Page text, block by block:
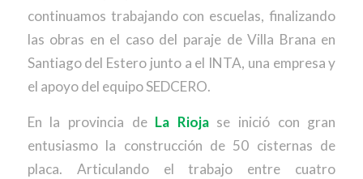
continuamos trabajando con escuelas, finalizando
las obras en el caso del paraje de Villa Brana en
Santiago del Estero junto a el INTA, una empresa y
el apoyo del equipo SEDCERO.
En la provincia de La Riojase inició con gran
entusiasmo la construcción de 50 cisternas de
placa. Articulando el trabajo entre cuatro